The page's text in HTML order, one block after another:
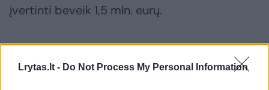
Lrytas.lt - Do Not Process My Personal Information
įvertinti beveik 1,5 mln. eurų.
Nuosprendis dėl įkalinimo iki gyvos galvos V.
Beleckui buvo paskelbtas 2000 metais.